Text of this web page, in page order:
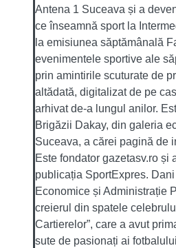
Antena 1 Suceava și a
ce înseamnă sport la
la emisiunea săptămânală
evenimentele sportive ale
prin amintirile scuturate de
altădată, digitalizat de pe
arhivat de-a lungul anilor.
Brigăzii Dakay, din galeria
Suceava, a cărei pagină de
Este fondator gazetasv.ro și
publicația SportExpres.
Economice și Administrație
creierul din spatele
Cartierelor”, care a avut
sute de pasionați ai